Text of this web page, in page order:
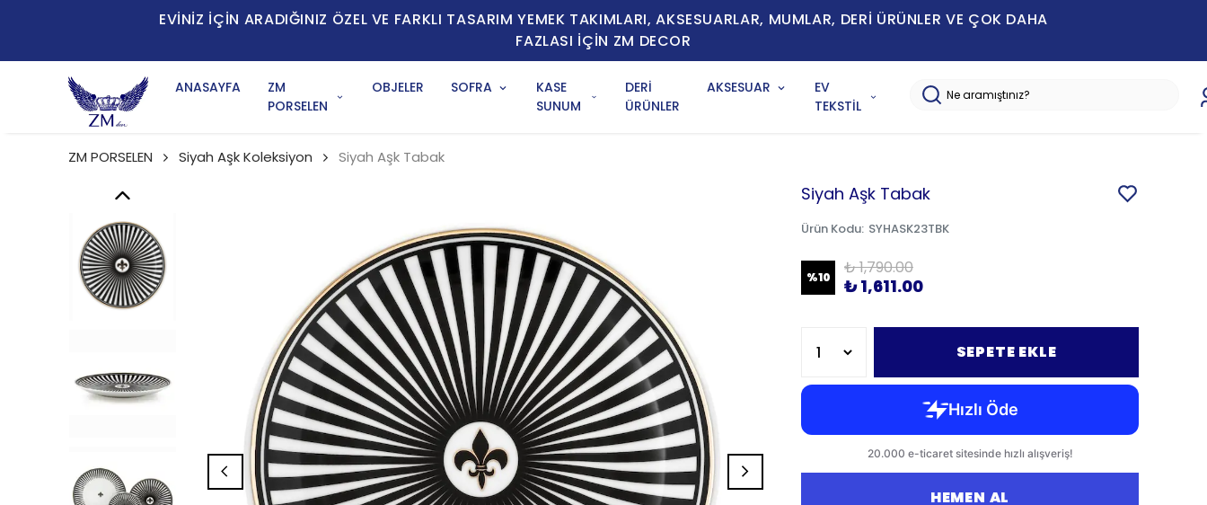
EVİNİZ İÇİN ARADIĞINIZ ÖZEL VE FARKLI TASARIM YEMEK TAKIMLARI, AKSESUARLAR, MUMLAR, DERİ ÜRÜNLER VE ÇOK DAHA
FAZLASI İÇİN ZM DECOR
ANASAYFA
ZM
PORSELEN
OBJELER SOFRA
KASE
SUNUM
DERİ
ÜRÜNLER
AKSESUAR
EV
TEKSTİL
ZM PORSELEN Siyah Aşk Koleksiyon Siyah Aşk Tabak
Siyah Aşk Tabak
Ürün Kodu: SYHASK23TBK
%10 ₺ 1,790.00
₺ 1,611.00
SEPETE EKLE
HEMEN AL